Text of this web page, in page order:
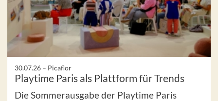
30.07.26 – Picaflor
Playtime Paris als Plattform für Trends
Die Sommerausgabe der Playtime Paris